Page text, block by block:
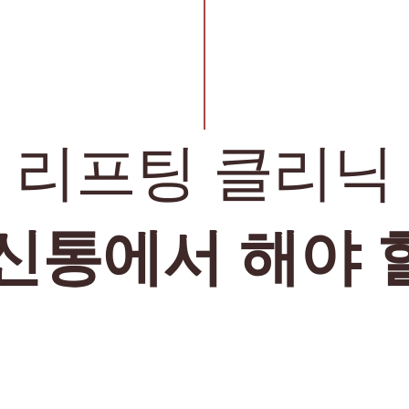
리프팅 클리닉
통에서 해야